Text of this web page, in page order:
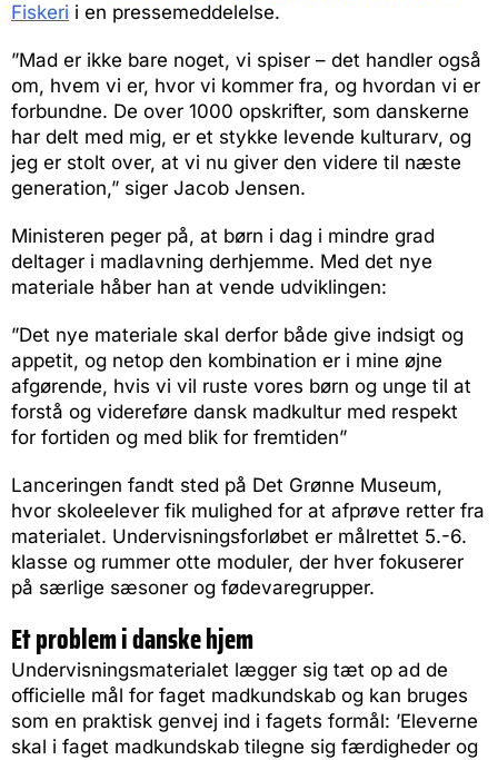
Fiskeri i en pressemeddelelse.
”Mad er ikke bare noget, vi spiser – det handler også
om, hvem vi er, hvor vi kommer fra, og hvordan vi er
forbundne. De over 1000 opskrifter, som danskerne
har delt med mig, er et stykke levende kulturarv, og
jeg er stolt over, at vi nu giver den videre til næste
generation,” siger Jacob Jensen.
Ministeren peger på, at børn i dag i mindre grad
deltager i madlavning derhjemme. Med det nye
materiale håber han at vende udviklingen:
”Det nye materiale skal derfor både give indsigt og
appetit, og netop den kombination er i mine øjne
afgørende, hvis vi vil ruste vores børn og unge til at
forstå og videreføre dansk madkultur med respekt
for fortiden og med blik for fremtiden”
Lanceringen fandt sted på Det Grønne Museum,
hvor skoleelever fik mulighed for at afprøve retter fra
materialet. Undervisningsforløbet er målrettet 5.-6.
klasse og rummer otte moduler, der hver fokuserer
på særlige sæsoner og fødevaregrupper.
Et problem i danske hjem
Undervisningsmaterialet lægger sig tæt op ad de
officielle mål for faget madkundskab og kan bruges
som en praktisk genvej ind i fagets formål: ’Eleverne
skal i faget madkundskab tilegne sig færdigheder og